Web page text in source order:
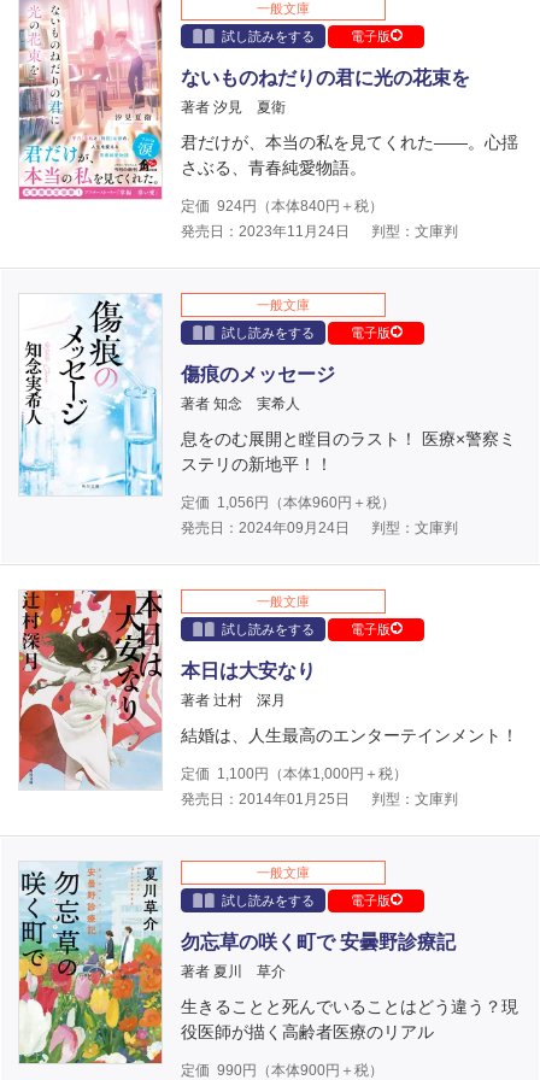
一般文庫
試し読みをする
電子版
ないものねだりの君に光の花束を
著者 汐見 夏衛
君だけが、本当の私を見てくれた――。心揺
さぶる、青春純愛物語。
定価 924円（本体840円＋税）
発売日：2023年11月24日
判型：文庫判
一般文庫
試し読みをする
電子版
傷痕のメッセージ
著者 知念 実希人
息をのむ展開と瞠目のラスト！ 医療×警察ミ
ステリの新地平！！
定価 1,056 円（本体960円＋税）
発売日：2024年09月24日
判型：文庫判
一般文庫
試し読みをする
電子版
本日は大安なり
著者 辻村 深月
結婚は、人生最高のエンターテインメント！
定価 1,100円（本体1,000円＋税）
発売日：2014年01月25日
判型：文庫判
一般文庫
試し読みをする
電子版
勿忘草の咲く町で 安曇野診療記
著者 夏川 草介
生きることと死んでいることはどう違う？現
役医師が描く高齢者医療のリアル
定価 990円（本体900円＋税）